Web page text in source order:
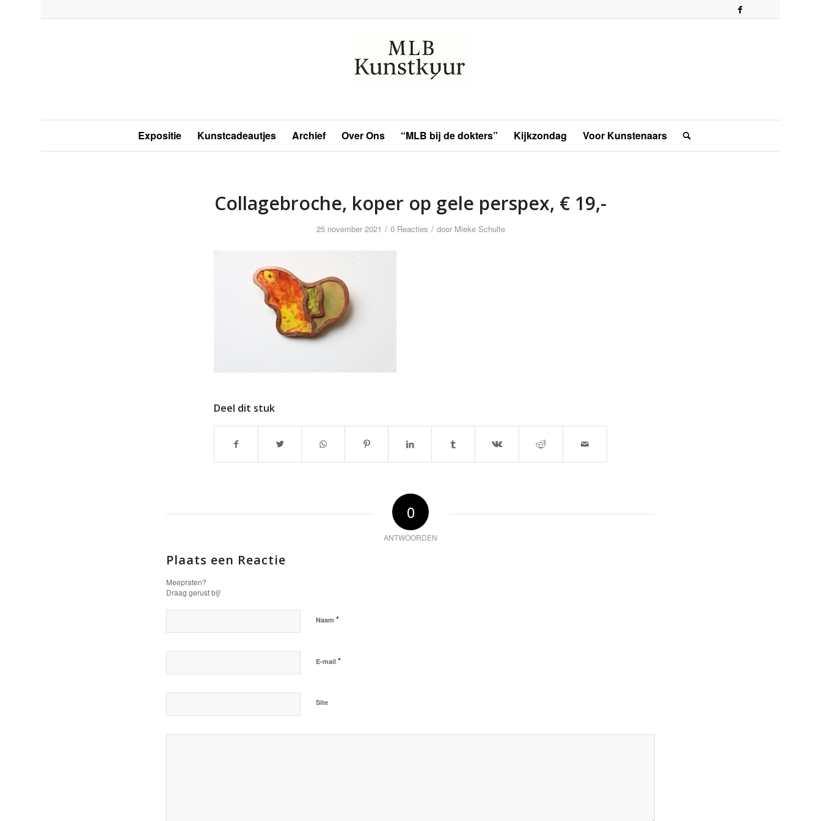
Expositie Kunstcadeautjes Archief Over Ons “MLB bij de dokters” Kijkzondag Voor Kunstenaars
Collagebroche, koper op gele perspex, € 19,-
25 november 2021 / 0 Reacties / door Mieke Schulte
Deel dit stuk
0
ANTWOORDEN
Plaats een Reactie
Meepraten?
Draag gerust bij!
Naam *
E-mail *
Site